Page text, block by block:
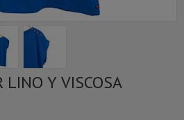
LINO Y VISCOSA